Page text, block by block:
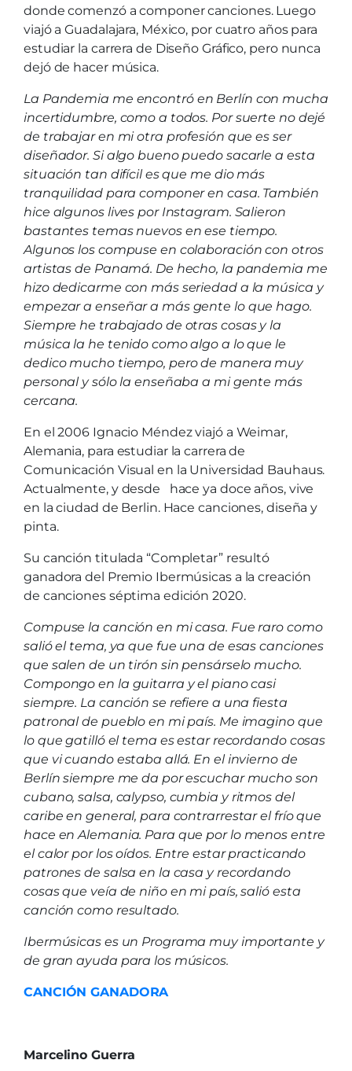
donde comenzó a componer canciones. Luego
viajó a Guadalajara, México, por cuatro años para
estudiar la carrera de Diseño Gráfico, pero nunca
dejó de hacer música.
La Pandemia me encontró en Berlín con mucha
incertidumbre, como a todos. Por suerte no dejé
de trabajar en mi otra profesión que es ser
diseñador. Si algo bueno puedo sacarle a esta
situación tan difícil es que me dio más
tranquilidad para componer en casa. También
hice algunos lives por Instagram. Salieron
bastantes temas nuevos en ese tiempo.
Algunos los compuse en colaboración con otros
artistas de Panamá. De hecho, la pandemia me
hizo dedicarme con más seriedad a la música y
empezar a enseñar a más gente lo que hago.
Siempre he trabajado de otras cosas y la
música la he tenido como algo a lo que le
dedico mucho tiempo, pero de manera muy
personal y sólo la enseñaba a mi gente más
cercana.
En el 2006 Ignacio Méndez viajó a Weimar,
Alemania, para estudiar la carrera de
Comunicación Visual en la Universidad Bauhaus.
Actualmente, y desde hace ya doce años, vive
en la ciudad de Berlin. Hace canciones, diseña y
pinta.
Su canción titulada “Completar” resultó
ganadora del Premio Ibermúsicas a la creación
de canciones séptima edición 2020.
Compuse la canción en mi casa. Fue raro como
salió el tema, ya que fue una de esas canciones
que salen de un tirón sin pensárselo mucho.
Compongo en la guitarra y el piano casi
siempre. La canción se refiere a una fiesta
patronal de pueblo en mi país. Me imagino que
lo que gatilló el tema es estar recordando cosas
que vi cuando estaba allá. En el invierno de
Berlín siempre me da por escuchar mucho son
cubano, salsa, calypso, cumbia y ritmos del
caribe en general, para contrarrestar el frío que
hace en Alemania. Para que por lo menos entre
el calor por los oídos. Entre estar practicando
patrones de salsa en la casa y recordando
cosas que veía de niño en mi país, salió esta
canción como resultado.
Ibermúsicas es un Programa muy importante y
de gran ayuda para los músicos.
CANCIÓN GANADORA
Marcelino Guerra